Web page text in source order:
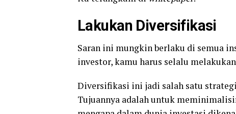
Lakukan Diversifikasi
Saran ini mungkin berlaku di semua
investor, kamu harus selalu
Diversifikasi ini jadi salah satu
Tujuannya adalah untuk